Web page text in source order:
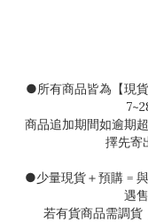
●所有商品皆為【現
商品追加期間如逾期
擇先寄
●少量現貨＋預購 =
遇
若有貨商品需調貨